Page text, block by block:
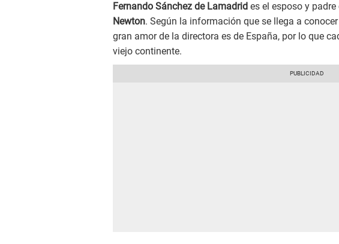
Fernando Sánchez de Lamadrid es el esposo y
Newton. Según la información que se llega a
gran amor de la directora es de España, por lo que
viejo continente.